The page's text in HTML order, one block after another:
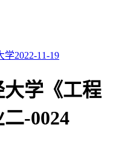
学2022-11-19
学《工程
-0024